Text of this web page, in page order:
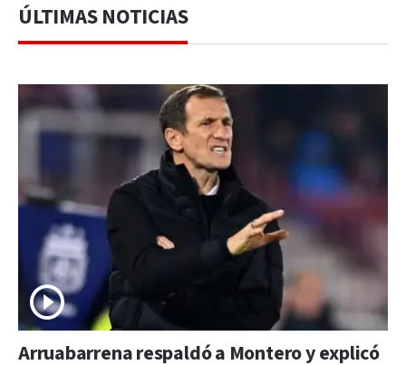
ÚLTIMAS NOTICIAS
Arruabarrena respaldó a Montero y explicó